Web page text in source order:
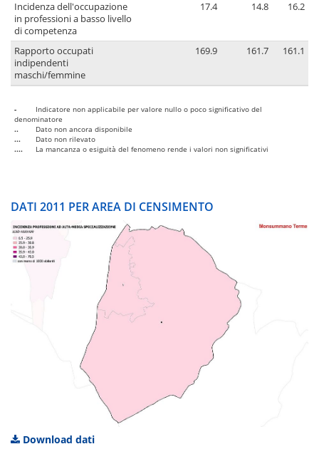
Incidenza dell'occupazione
in professioni a basso livello
di competenza
17.4 14.8 16.2
Rapporto occupati
indipendenti
maschi/femmine
169.9 161.7 161.1
-
Indicatore non applicabile per valore nullo o poco significativo del
denominatore
..
Dato non ancora disponibile
...
Dato non rilevato
....
La mancanza o esiguità del fenomeno rende i valori non significativi
DATI 2011 PER AREA DI CENSIMENTO
Download dati